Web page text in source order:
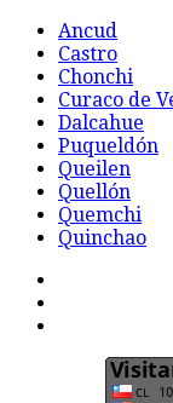
Ancud
Castro
Chonchi
Curaco de
Dalcahue
Puqueldón
Queilen
Quellón
Quemchi
Quinchao